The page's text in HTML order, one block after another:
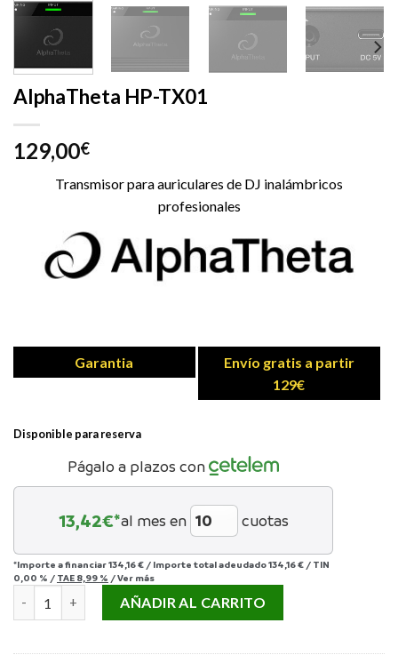
AlphaTheta HP-TX01
129,00€
Transmisor para auriculares de DJ inalámbricos
profesionales
Garantia
Envío gratis a partir
129€
Disponible para reserva
Págalo a plazos con
13,42€*al mes en cuotas
*Importe a financiar134,16 € / Importe total adeudado134,16 € / TIN
0,00 % / TAE 8,99 % /Ver más
AlphaTheta HP-TX01 cantidadAÑADIR AL CARRITO